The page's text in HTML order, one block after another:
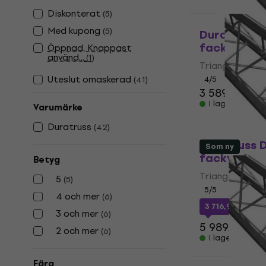
Diskonterat (5)
Med kupong (5)
Öppnad, Knappast
använd...(1)
Uteslut omaskerad (41)
Varumärke
Duratruss (42)
Betyg
5 (5)
4 och mer (6)
3 och mer (6)
2 och mer (6)
Duratruss
fackverk
Triangel
4/5
3 589 kr
I lager för E-
Duratruss
fackverk
Triangel
5/5
3 716,93 kr
5 989,56 kr
I lager för E-
Som ny